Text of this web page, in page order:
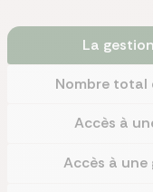
La
Nombre total
Accès à
Accès à